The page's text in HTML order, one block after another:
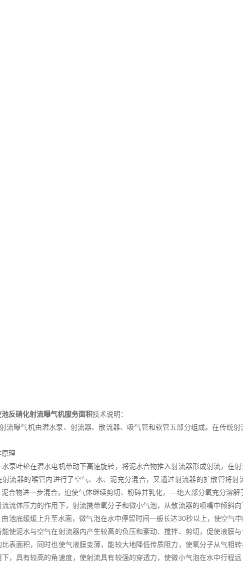
池反硝化射流曝气机服务面积技术说明：
曝气机由潜水泵、射流器、散流器、吸气管和软管五部分组成。在传统射
理
叶轮在潜水电机带动下高速旋转，将泥水合物推入射流器形成射流，在
射流器的喉管内进行了空气、水、泥充分混合，又通过射流器的扩散管将
合物进一步混合，迫使气体继续剪切、粉碎并乳化，---绝大部分氧充分溶解
体压力的作用下，射流携带氧分子和微小气泡，从散流器的喷嘴中倾斜向
由池底缓缓上升至水面，微气泡在水中停留时间一般长达30秒以上，使空气
使泥水与空气在射流器内产生较高的负压和紊动、搅拌、剪切，促使液膜
表面积，同时也使气液膜变薄，能较大地降低传质阻力，使氧分子从气相
，具有较高的角速度，使射流具有较强的穿透力，使微小气泡在水中行程